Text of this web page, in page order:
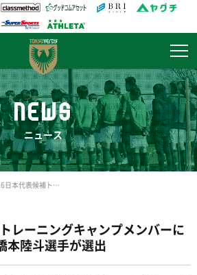
NEWS
ニュース
U-16日本代表候補トレーニングキャンプメンバーに東京ヴェルディの橋本陸斗選手が選出
レーニングキャンプメンバーに
本陸斗選手が選出